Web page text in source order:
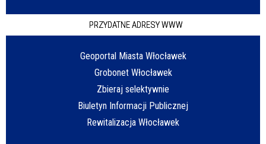
PRZYDATNE ADRESY WWW
Geoportal Miasta Włocławek
Grobonet Włocławek
Zbieraj selektywnie
Biuletyn Informacji Publicznej
Rewitalizacja Włocławek